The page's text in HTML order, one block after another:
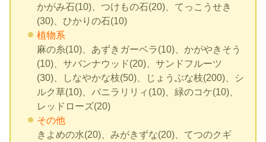
かがみ石(10)、つけもの石(20)、てっこうせき
(30)、ひかりの石(10)
植物系
麻の糸(10)、あずきガーベラ(10)、かがやきそう
(10)、サバンナウッド(20)、サンドフルーツ
(30)、しなやかな枝(50)、じょうぶな枝(200)、シ
ルク草(10)、バニラリリィ(10)、緑のコケ(10)、
レッドローズ(20)
その他
きよめの水(20)、みがきずな(20)、てつのクギ